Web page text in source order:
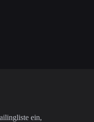
ein,